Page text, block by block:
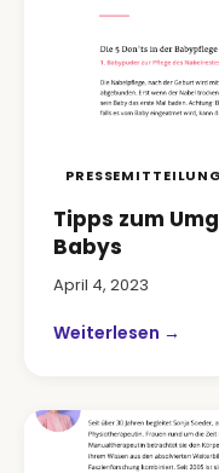
PRESSEMITTEILUNG
Tipps zum
Babys
April 4, 2023
Weiterlesen →